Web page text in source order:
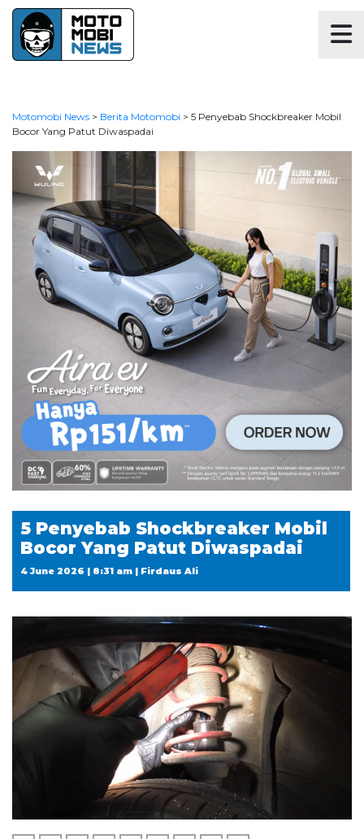
Motomobi News > Berita Motomobi > 5 Penyebab Shockbreaker Mobil
Bocor Yang Patut Diwaspadai
5 Penyebab Shockbreaker Mobil
Bocor Yang Patut Diwaspadai
4 June 2026 | 8:31 am | Firdaus Ali